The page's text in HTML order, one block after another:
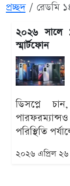
প্রচ্ছদ রেডমি
২০২৬ সালে
স্মার্টফোন
ডিসপ্লে
পরিস্থিতি
২০২৬ এপ্রিল